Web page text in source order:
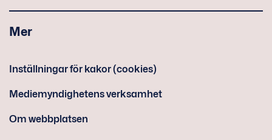
Mer
Inställningar för kakor (cookies)
Mediemyndighetens verksamhet
Om webbplatsen